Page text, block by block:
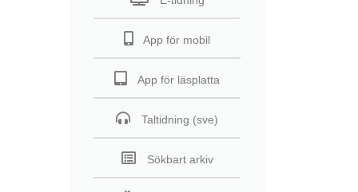
App för mobil
App för läsplatta
Taltidning (sve)
Sökbart arkiv